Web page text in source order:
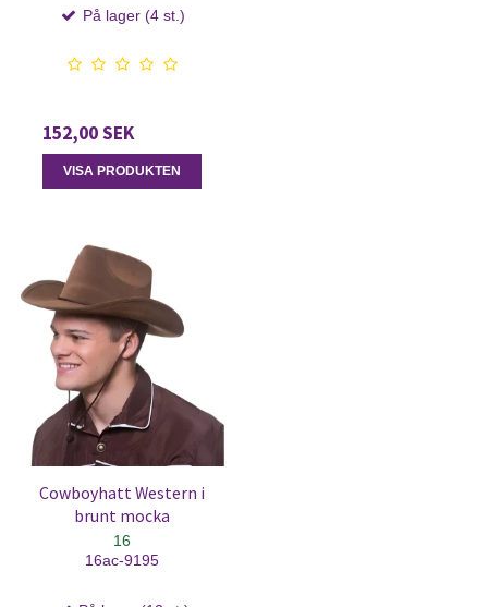
På lager (4 st.)
152,00 SEK
VISA PRODUKTEN
Cowboyhatt Western i
brunt mocka
16
16ac-9195